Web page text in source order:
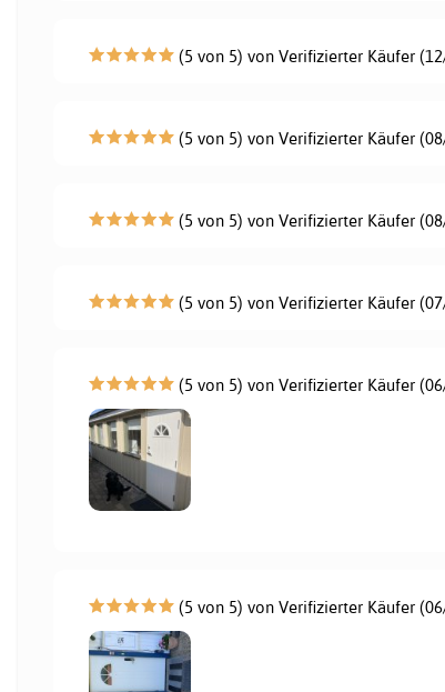
(5 von 5) von Verifizierter Käufer
(5 von 5) von Verifizierter Käufer
(5 von 5) von Verifizierter Käufer
(5 von 5) von Verifizierter Käufer
(5 von 5) von Verifizierter Käufer
(5 von 5) von Verifizierter Käufer